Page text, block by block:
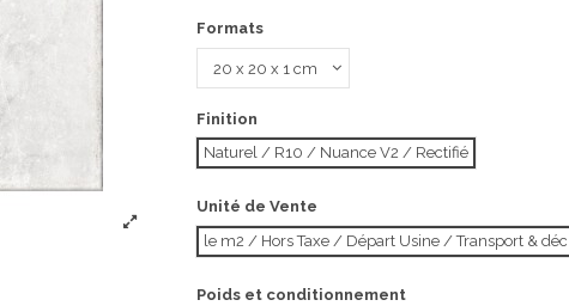
Formats
Finition
Naturel / R10 / Nuance V2 / Rectifié
Unité de Vente
le m2 / Hors Taxe / Départ Usine / Transport &
Poids et conditionnement